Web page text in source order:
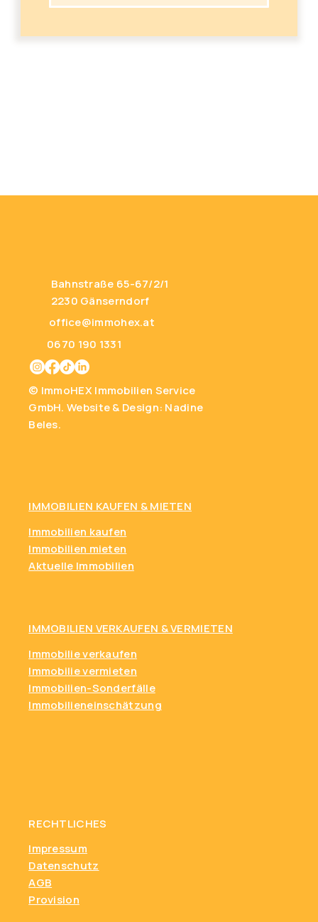
RECHTLICHES
Impressum
Datenschutz
AGB
Provision
Bahnstraße 65-67/2/1
2230 Gänserndorf
office@immohex.at
0670 190 1331
© ImmoHEX Immobilien Service
GmbH.Website & Design: Nadine
Beles.
IMMOBILIEN VERKAUFEN & VERMIETEN
Immobilie verkaufen
Immobilie vermieten
Immobilien-Sonderfälle
Immobilieneinschätzung
IMMOBILIEN KAUFEN & MIETEN
Immobilien kaufen
Immobilien mieten
Aktuelle Immobilien